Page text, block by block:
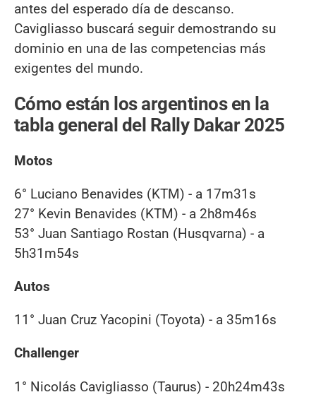
antes del esperado día de descanso.
Cavigliasso buscará seguir demostrando su
dominio en una de las competencias más
exigentes del mundo.
Cómo están los argentinos en la
tabla general del Rally Dakar 2025
Motos
6° Luciano Benavides (KTM) - a 17m31s
27° Kevin Benavides (KTM) - a 2h8m46s
53° Juan Santiago Rostan (Husqvarna) - a
5h31m54s
Autos
11° Juan Cruz Yacopini (Toyota) - a 35m16s
Challenger
1° Nicolás Cavigliasso (Taurus) - 20h24m43s